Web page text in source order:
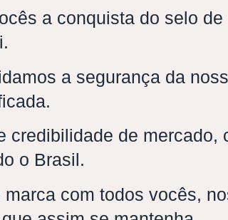
a conquista do selo de
a segurança da
credibilidade de mercado,
o Brasil.
com todos vocês,